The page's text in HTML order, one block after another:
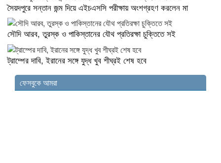
সৈয়দপুরে সন্তান জন্ম দিয়ে এইচএসসি পরীক্ষায় অংশগ্রহণ করলেন মা
সৌদি আরব, তুরস্ক ও পাকিস্তানের যৌথ প্রতিরক্ষা চুক্তিতে সই
ট্রাম্পের দাবি, ইরানের সঙ্গে যুদ্ধ খুব শীঘ্রই শেষ হবে
ফেসবুকে আমরা